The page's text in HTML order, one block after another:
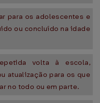
para os adolescentes e
ou concluído na idade
volta à escola,
atualização para os que
no todo ou em parte.